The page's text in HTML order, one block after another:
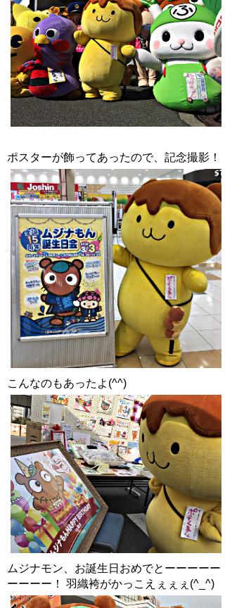
ポスターが飾ってあったので、記念撮影！
こんなのもあったよ(^^)
ムジナモン、お誕生日おめでとーーーーー
ーーーー！ 羽織袴がかっこえぇぇぇ(^_^)